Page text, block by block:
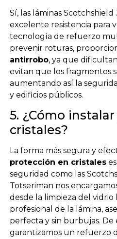
Sí, las láminas
excelente resistencia para
tecnología de refuerzo
prevenir roturas,
antirrobo, ya que
evitan que los fragmentos
aumentando así la
y edificios públicos.
5. ¿Cómo
cristales?
La forma más segura y
protección en cristales
seguridad como las
Totseriman nos
desde la limpieza del vidrio
profesional de la lámina,
perfecta y sin burbujas. De
garantizamos un refuerzo